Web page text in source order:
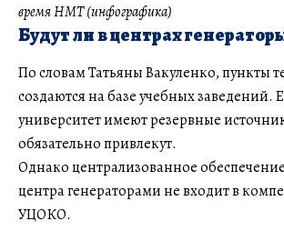
время НМТ (инфографика)
Будут ли в центрах
По словам Татьяны Вакуленко, пункты
создаются на базе учебных заведений.
университет имеют резервные
обязательно привлекут.
Однако централизованное
центра генераторами не входит в
УЦОКО.